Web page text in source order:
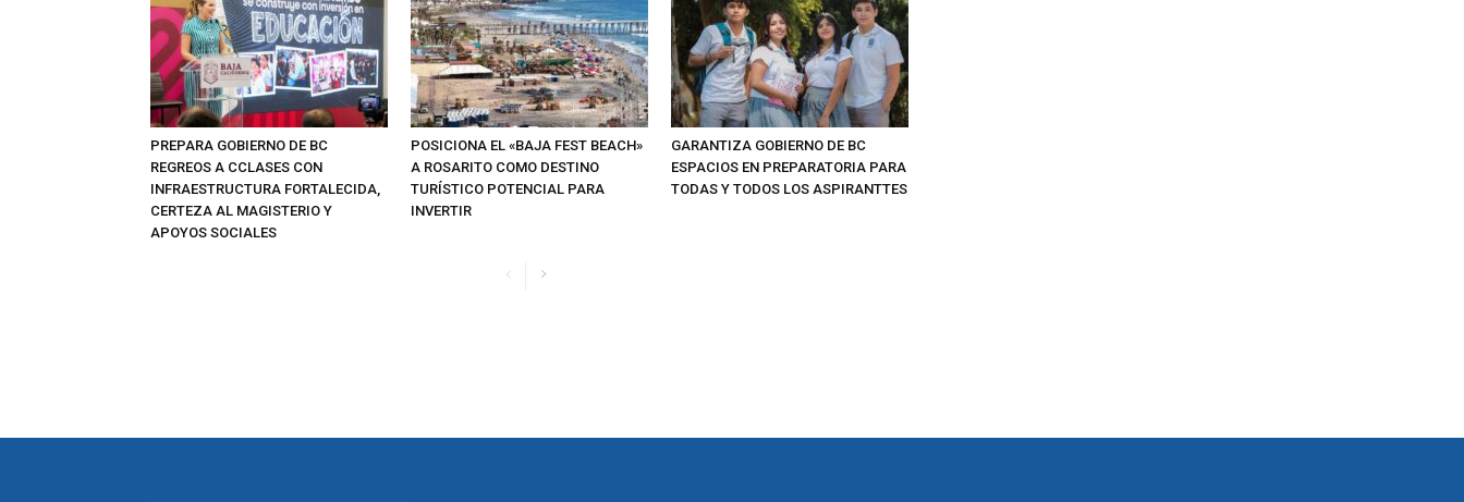
PREPARA GOBIERNO DE BC
REGREOS A CCLASES CON
INFRAESTRUCTURA FORTALECIDA,
CERTEZA AL MAGISTERIO Y
APOYOS SOCIALES
POSICIONA EL «BAJA FEST BEACH»
A ROSARITO COMO DESTINO
TURÍSTICO POTENCIAL PARA
INVERTIR
GARANTIZA GOBIERNO DE BC
ESPACIOS EN PREPARATORIA PARA
TODAS Y TODOS LOS ASPIRANTTES